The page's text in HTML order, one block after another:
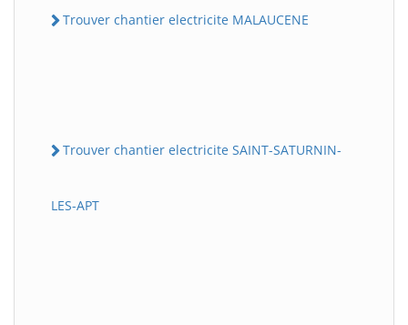
Trouver chantier electricite MALAUCENE
Trouver chantier electricite SAINT-SATURNIN-
LES-APT